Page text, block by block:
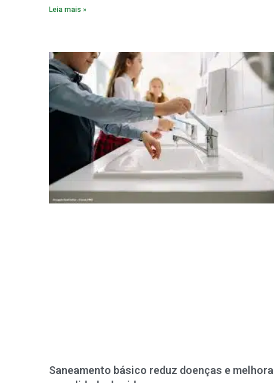
material. A produção de um alumínio mais limpo, no
chinês pela matéria-prima.
Leia mais »
Saneamento básico reduz doenças e melhora